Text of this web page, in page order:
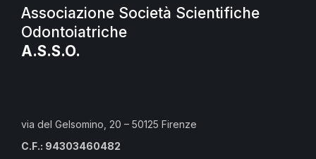
Associazione Società Scientifiche
Odontoiatriche
A.S.S.O.
via del Gelsomino, 20 – 50125 Firenze
C.F.: 94303460482